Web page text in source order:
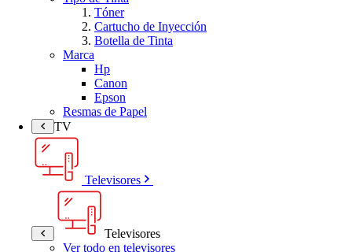
Tóner
Cartucho de Inyección
Botella de Tinta
Marca
Hp
Canon
Epson
Resmas de Papel
TV
Televisores
Televisores
Ver todo en televisores